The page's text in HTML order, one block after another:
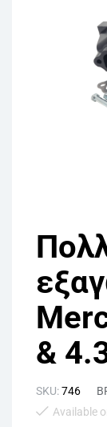
&
SKU:746
Available